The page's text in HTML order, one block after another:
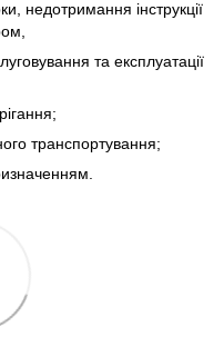
недотримання інструкції
та експлуатації
транспортування;